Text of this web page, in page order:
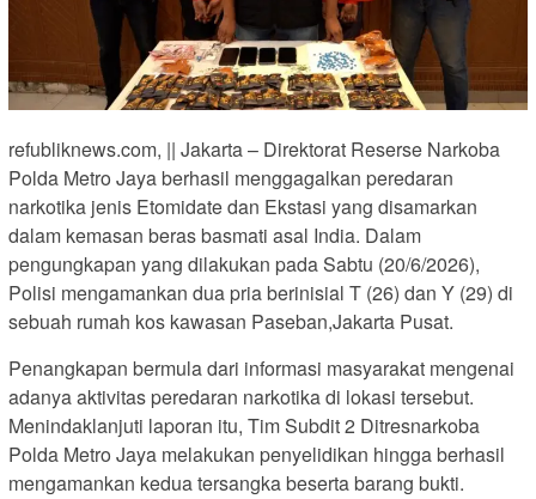
refubliknews.com, || Jakarta – Direktorat Reserse Narkoba
Polda Metro Jaya berhasil menggagalkan peredaran
narkotika jenis Etomidate dan Ekstasi yang disamarkan
dalam kemasan beras basmati asal India. Dalam
pengungkapan yang dilakukan pada Sabtu (20/6/2026),
Polisi mengamankan dua pria berinisial T (26) dan Y (29) di
sebuah rumah kos kawasan Paseban,Jakarta Pusat.
Penangkapan bermula dari informasi masyarakat mengenai
adanya aktivitas peredaran narkotika di lokasi tersebut.
Menindaklanjuti laporan itu, Tim Subdit 2 Ditresnarkoba
Polda Metro Jaya melakukan penyelidikan hingga berhasil
mengamankan kedua tersangka beserta barang bukti.